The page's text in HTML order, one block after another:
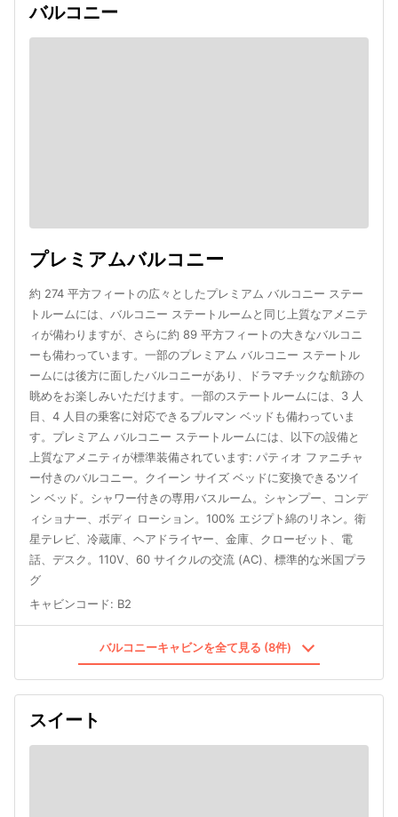
バルコニー
プレミアムバルコニー
約 274 平方フィートの広々としたプレミアム バルコニー ステー
トルームには、バルコニー ステートルームと同じ上質なアメニテ
ィが備わりますが、さらに約 89 平方フィートの大きなバルコニ
ーも備わっています。一部のプレミアム バルコニー ステートル
ームには後方に面したバルコニーがあり、ドラマチックな航跡の
眺めをお楽しみいただけます。一部のステートルームには、3 人
目、4 人目の乗客に対応できるプルマン ベッドも備わっていま
す。プレミアム バルコニー ステートルームには、以下の設備と
上質なアメニティが標準装備されています: パティオ ファニチャ
ー付きのバルコニー。クイーン サイズ ベッドに変換できるツイ
ン ベッド。シャワー付きの専用バスルーム。シャンプー、コンデ
ィショナー、ボディ ローション。100% エジプト綿のリネン。衛
星テレビ、冷蔵庫、ヘアドライヤー、金庫、クローゼット、電
話、デスク。110V、60 サイクルの交流 (AC)、標準的な米国プラ
グ
キャビンコード: B2
バルコニーキャビンを全て見る (8件)
スイート